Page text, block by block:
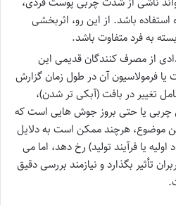
باشد. از این رو، اثربخشی
به فرد متفاوت باشد.
از مصرف کنندگان قدیمی این
یا فرمولاسیون آن در طول زمان گزارش
تغییر در بافت (آبکی تر شدن)،
چربی یا حتی بروز جوش هایی است که
موضوع، هرچند ممکن است به دلایل
یا فرآیند تولید) رخ دهد، اما می
تأثیر بگذارد و نیازمند بررسی دقیق